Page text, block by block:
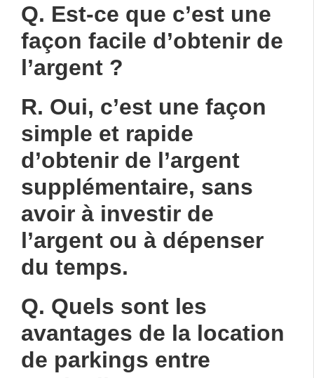
Q. Est-ce que c’est une
façon facile d’obtenir de
l’argent ?
R. Oui, c’est une façon
simple et rapide
d’obtenir de l’argent
supplémentaire, sans
avoir à investir de
l’argent ou à dépenser
du temps.
Q. Quels sont les
avantages de la location
de parkings entre